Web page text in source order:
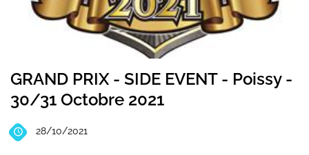
GRAND PRIX - SIDE EVENT - Poissy -
30/31 Octobre 2021
28/10/2021